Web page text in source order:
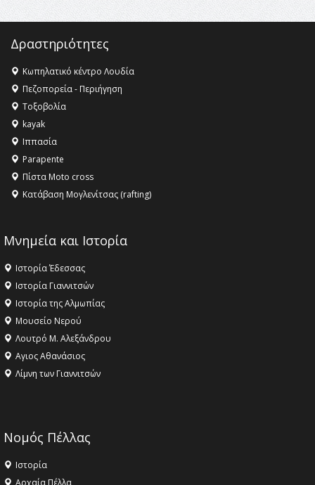
16:18 -
ΕΝΟΡΙΑΚΕΣ ΚΑΛΟΚΑΙΡΙΝΕΣ ΔΡΑΣΕΙΣ ΓΙΑ ΠΑΙΔΙΑ
ΣΤΗΝ ΕΔΕΣΣΑ
Δραστηριότητες
Κωπηλατικό κέντρο Λουδία
Πεζοπορεία - Περιήγηση
Τοξοβολία
kayak
Ιππασία
Parapente
Πίστα Moto cross
Κατάβαση Μογλενίτσας (rafting)
Μνημεία και Ιστορία
Ιστορία Έδεσσας
Ιστορία Γιαννιτσών
Ιστορία της Αλμωπίας
Μουσείο Νερού
Λουτρό Μ. Αλεξάνδρου
Αγιος Αθανάσιος
Λίμνη των Γιαννιτσών
Νομός Πέλλας
Ιστορία
Αρχαία Πέλλα